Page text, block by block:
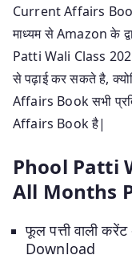
Current Affairs Book
माध्यम से Amazon के
Patti Wali Class
से पढ़ाई कर सकते है,
Affairs Book सभी
Affairs Book है|
Phool Patti
All Months
फूल पत्ती वाली
Download